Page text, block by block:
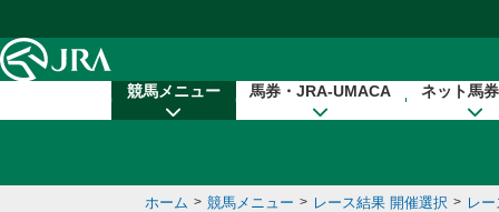
競馬メニュー 馬券・JRA-UMACA ネット馬
ホーム > 競馬メニュー > レース結果 開催選択 > レ